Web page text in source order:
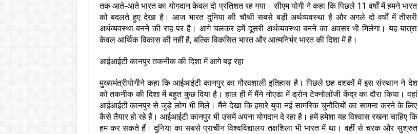
तक आते-आते भारत का योगदान केवल दो प्रतिशत रह गया। सीएम योगी ने कहा कि पिछले 11 वर्षों में हमने भारत
को बदलते हुए देखा है। आज भारत दुनिया की चौथी सबसे बड़ी अर्थव्यवस्था है और अगले दो वर्षों में तीसरी
अर्थव्यवस्था बनने की राह पर है। आगे चलकर हमें दूसरी अर्थव्यवस्था बनने का अवसर भी मिलेगा। यह यात्रा
केवल आर्थिक विकास की नहीं है, बल्कि विकसित भारत और आत्मनिर्भर भारत की दिशा में है।
आईआईटी कानपुर तकनीक की दिशा में आगे बढ़ रहा
मुख्यमंत्रीयाेगीने कहा कि आईआईटी कानपुर का गौरवशाली इतिहास है। पिछले छह दशकों में इस संस्थान ने देश
को तकनीक की दिशा में बहुत कुछ दिया है। हाल ही में मैंने नोएडा में ड्रोन टेक्नोलॉजी केंद्र का दौरा किया। वहां
आईआईटी कानपुर से जुड़े लोग भी मिले। मैंने देखा कि हमारे युवा नई सामरिक चुनौतियों का सामना करने के लिए
कैसे तैयार हो रहे हैं। आईआईटी कानपुर भी उसमें अपना योगदान दे रहा है। हमें हमेशा यह विश्वास रखना चाहिए कि
हम कर सकते हैं। दुनिया का सबसे प्राचीन विश्वविद्यालय तक्षशिला भी भारत में था। वहीं से चरक और सुश्रुत